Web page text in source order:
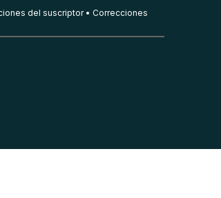
del suscriptor Correcciones